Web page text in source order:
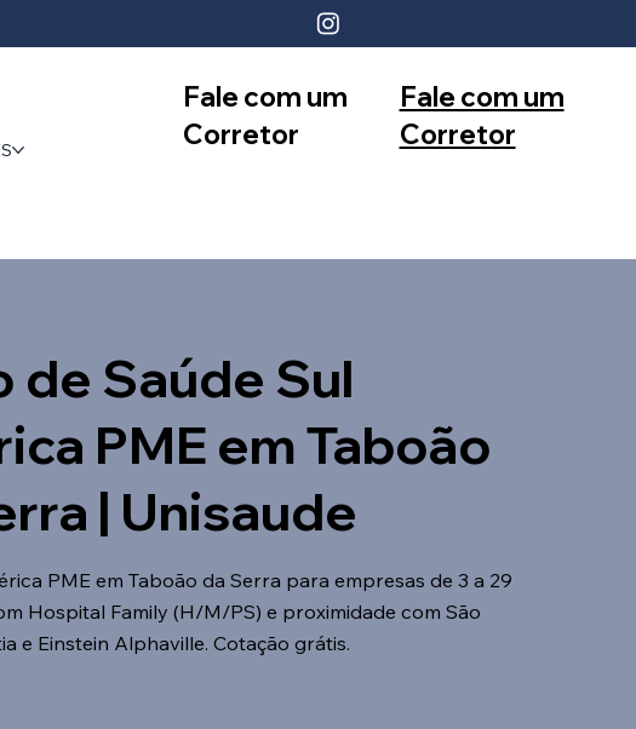
Fale com um
Corretor
Fale com um
Corretor
de Saúde Sul
PME em Taboão
| Unisaude
PME em Taboão da Serra para empresas de 3 a 29
Hospital Family (H/M/PS) e proximidade com São
e Einstein Alphaville. Cotação grátis.